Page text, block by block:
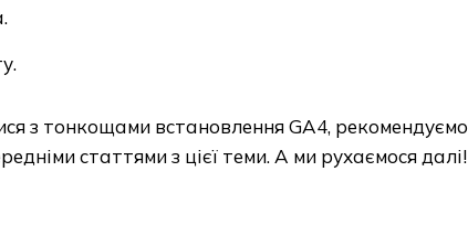
з тонкощами встановлення GA4, рекомендуємо
статтями з цієї теми. А ми рухаємося далі!